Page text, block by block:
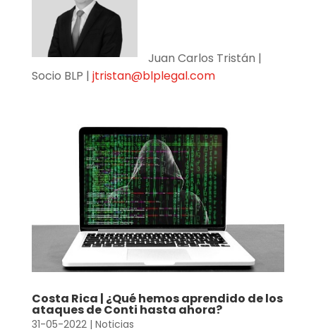
Juan Carlos Tristán |
Socio BLP | jtristan@blplegal.com
Costa Rica | ¿Qué hemos aprendido de los
ataques de Conti hasta ahora?
31-05-2022| Noticias